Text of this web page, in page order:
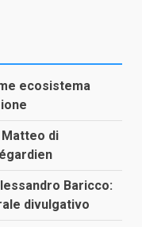
ecosistema
di
Baricco:
divulgativo